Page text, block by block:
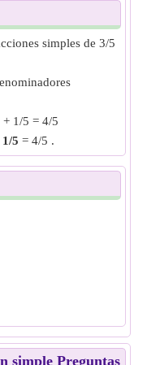
simples de 3/5
+ 1/5 = 4/5
5 = 4/5 .
simples de 6/8
el mismo
es decir, 6/8 y
4/8 = 5/4
simples de
simple Preguntas